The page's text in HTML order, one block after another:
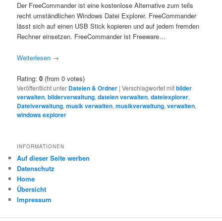
Der FreeCommander ist eine kostenlose Alternative zum teils
recht umständlichen Windows Datei Explorer. FreeCommander
lässt sich auf einen USB Stick kopieren und auf jedem fremden
Rechner einsetzen. FreeCommander ist Freeware…
Weiterlesen →
Rating:0 (from 0 votes)
Veröffentlicht unter Dateien & Ordner |Verschlagwortet mitbilder
verwalten,bilderverwaltung,dateien verwalten,dateiexplorer,
Dateiverwaltung,musik verwalten,musikverwaltung,verwalten,
windows explorer
INFORMATIONEN
Auf dieser Seite werben
Datenschutz
Home
Übersicht
Impressum